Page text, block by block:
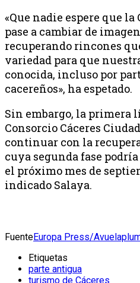
«Que nadie espere que
pase a cambiar de
recuperando rincones
variedad para que
conocida, incluso por
cacereños», ha espetado.
Sin embargo, la primera
Consorcio Cáceres
continuar con la
cuya segunda fase
el próximo mes de
indicado Salaya.
FuenteEuropa Press/
Etiquetas
parte antigua
turismo de Cáceres